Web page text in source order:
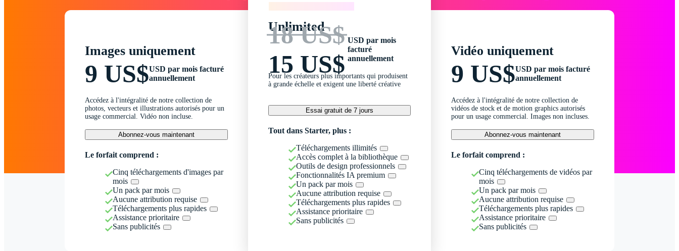
Images uniquement
9 US$USD par mois facturé
annuellement
Accédez à l'intégralité de notre collection de
photos, vecteurs et illustrations autorisés pour un
usage commercial. Vidéo non incluse.
Abonnez-vous maintenant
Le forfait comprend :
Cinq téléchargements d'images par
mois
Un pack par mois
Aucune attribution requise
Téléchargements plus rapides
Assistance prioritaire
Sans publicités
Unlimited
18 US$
15 US$
USD par mois
facturé
annuellement
Pour les créateurs plus importants qui produisent
à grande échelle et exigent une liberté créative
Essai gratuit de 7 jours
Tout dans Starter, plus :
Téléchargements illimités
Accès complet à la bibliothèque
Outils de design professionnels
Fonctionnalités IA premium
Un pack par mois
Aucune attribution requise
Téléchargements plus rapides
Assistance prioritaire
Sans publicités
Vidéo uniquement
9 US$USD par mois facturé
annuellement
Accédez à l'intégralité de notre collection de
vidéos de stock et de motion graphics autorisés
pour un usage commercial. Images non incluses.
Abonnez-vous maintenant
Le forfait comprend :
Cinq téléchargements de vidéos par
mois
Un pack par mois
Aucune attribution requise
Téléchargements plus rapides
Assistance prioritaire
Sans publicités